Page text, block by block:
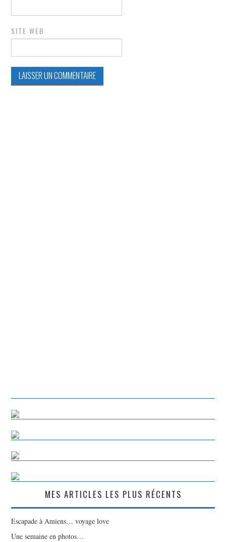
SITE WEB
MES ARTICLES LES PLUS RÉCENTS
Escapade à Amiens… voyage love
Une semaine en photos…